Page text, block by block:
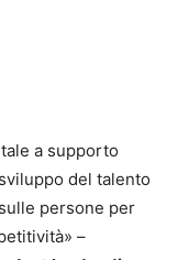
a supporto
del talento
persone per
–